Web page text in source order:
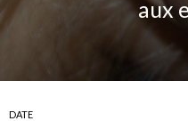
aux
DATE